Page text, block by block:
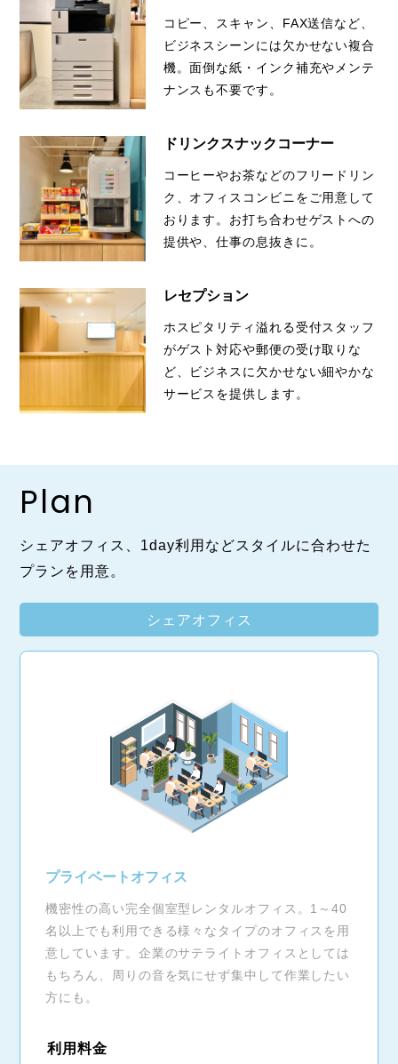
コピー、スキャン、FAX送信など、
ビジネスシーンには欠かせない複合
機。面倒な紙・インク補充やメンテ
ナンスも不要です。
ドリンクスナックコーナー
コーヒーやお茶などのフリードリン
ク、オフィスコンビニをご用意して
おります。お打ち合わせゲストへの
提供や、仕事の息抜きに。
レセプション
ホスピタリティ溢れる受付スタッフ
がゲスト対応や郵便の受け取りな
ど、ビジネスに欠かせない細やかな
サービスを提供します。
Plan
シェアオフィス、1day利用などスタイルに合わせた
プランを用意。
シェアオフィス
プライベートオフィス
機密性の高い完全個室型レンタルオフィス。1～40
名以上でも利用できる様々なタイプのオフィスを用
意しています。企業のサテライトオフィスとしては
もちろん、周りの音を気にせず集中して作業したい
方にも。
利用料金